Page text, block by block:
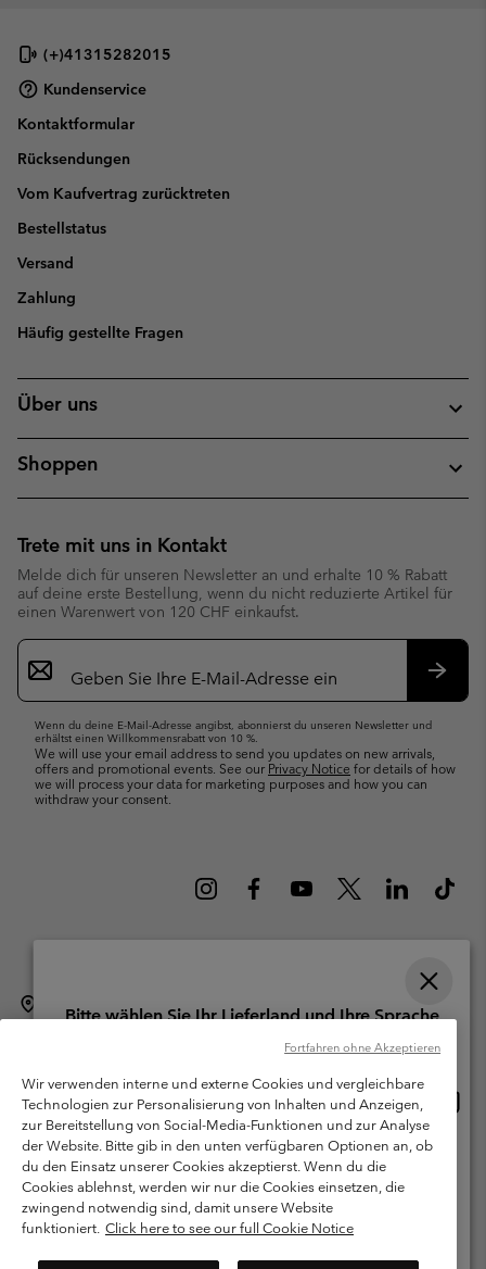
(+)41315282015
Kundenservice
Kontaktformular
Rücksendungen
Vom Kaufvertrag zurücktreten
Bestellstatus
Versand
Zahlung
Häufig gestellte Fragen
Über uns
Shoppen
Trete mit uns in Kontakt
Melde dich für unseren Newsletter an und erhalte 10 % Rabatt
auf deine erste Bestellung, wenn du nicht reduzierte Artikel für
einen Warenwert von 120 CHF einkaufst.
Newsletter-
Anmeldung
Wenn du deine E-Mail-Adresse angibst, abonnierst du unseren Newsletter und
erhältst einen Willkommensrabatt von 10 %.
We will use your email address to send you updates on new arrivals,
offers and promotional events. See our Privacy Notice for details of how
we will process your data for marketing purposes and how you can
withdraw your consent.
Columbia Sportswear Company. Avenue des Morgines, 12 1213
Petit-Lancy Switzerland. Alle Rechte vorbehalten.
Nutzungsbedingungen
Allgemeine Verkaufsbedingungen
Garantie
Datenschutzerklärung
Bestimmungen und Bedingungen des Mitglieder Programms
Nutzungsbedingungen Für Nutzergenerierte Inhalte
Impressum
Cookies
Wir verwenden interne und externe Cookies und vergleichbare
Technologien zur Personalisierung von Inhalten und Anzeigen,
zur Bereitstellung von Social-Media-Funktionen und zur Analyse
der Website. Bitte gib in den unten verfügbaren Optionen an, ob
du den Einsatz unserer Cookies akzeptierst. Wenn du die
Cookies ablehnst, werden wir nur die Cookies einsetzen, die
zwingend notwendig sind, damit unsere Website
funktioniert. Click here to see our full Cookie Notice
Fortfahren ohne Akzeptieren
Bitte wählen Sie Ihr Lieferland und Ihre Sprache
Online-Einkauf verfügbar
United States
Switzerland-English
Switzerland-Deutsch